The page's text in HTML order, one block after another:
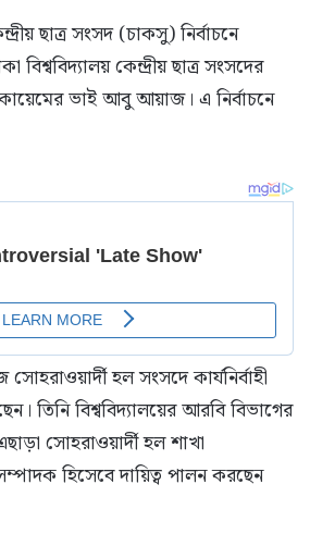
ছাত্র সংসদ (চাকসু) নির্বাচনে
বিশ্ববিদ্যালয় কেন্দ্রীয় ছাত্র সংসদের
ভাই আবু আয়াজ। এ নির্বাচনে
হল সংসদে কার্যনির্বাহী
তিনি বিশ্ববিদ্যালয়ের আরবি বিভাগের
এছাড়া সোহরাওয়ার্দী হল শাখা
হিসেবে দায়িত্ব পালন করছেন